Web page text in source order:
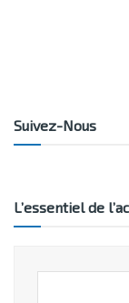
Suivez-Nous
L’essentiel de